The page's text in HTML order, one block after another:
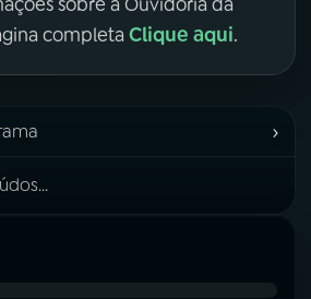
completa Clique aqui.
›